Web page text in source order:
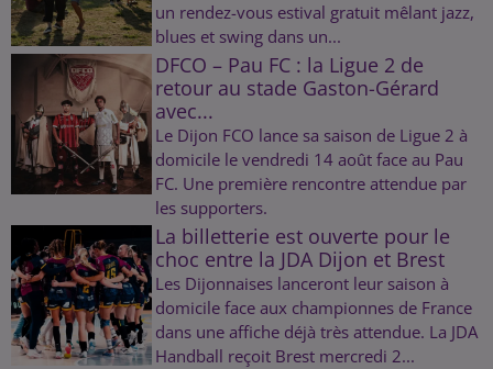
un rendez-vous estival gratuit mêlant jazz,
blues et swing dans un...
DFCO – Pau FC : la Ligue 2 de
retour au stade Gaston-Gérard
avec...
Le Dijon FCO lance sa saison de Ligue 2 à
domicile le vendredi 14 août face au Pau
FC. Une première rencontre attendue par
les supporters.
La billetterie est ouverte pour le
choc entre la JDA Dijon et Brest
Les Dijonnaises lanceront leur saison à
domicile face aux championnes de France
dans une affiche déjà très attendue. La JDA
Handball reçoit Brest mercredi 2...